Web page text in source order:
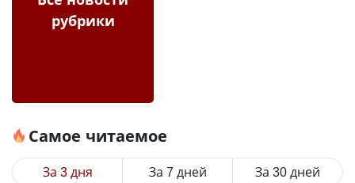
рубрики
Самое читаемое
За 3 дня За 7 дней За 30 дней